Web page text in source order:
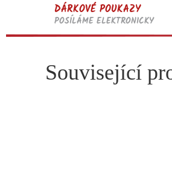
DÁRKOVÉ POUKAZY
POSÍLÁME ELEKTRONICKY
Související